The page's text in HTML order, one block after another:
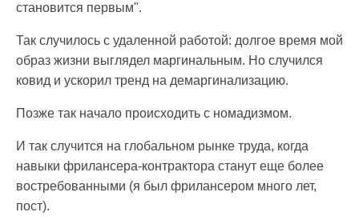
становится первым".
Так случилось с удаленной работой: долгое время мой
образ жизни выглядел маргинальным. Но случился
ковид и ускорил тренд на демаргинализацию.
Позже так начало происходить с номадизмом.
И так случится на глобальном рынке труда, когда
навыки фрилансера-контрактора станут еще более
востребованными (я был фрилансером много лет,
пост).